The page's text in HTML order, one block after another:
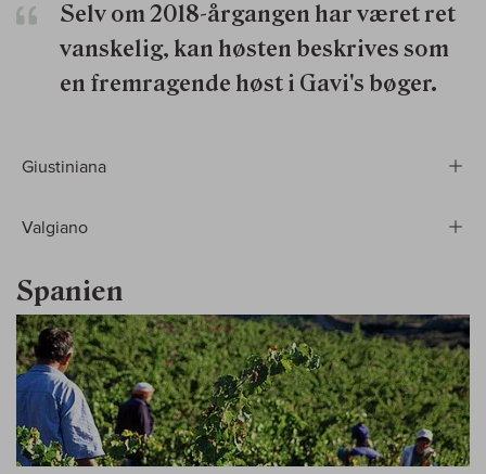
Selv om 2018-årgangen har været ret
vanskelig, kan høsten beskrives som
en fremragende høst i Gavi's bøger.
Giustiniana
Valgiano
Spanien